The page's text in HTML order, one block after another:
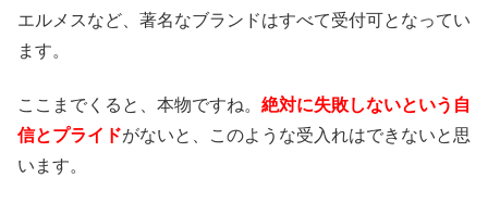
エルメスなど、著名なブランドはすべて受付可となってい
ます。
ここまでくると、本物ですね。 絶対に失敗しないという自
信とプライドがないと、このような受入れはできないと思
います。